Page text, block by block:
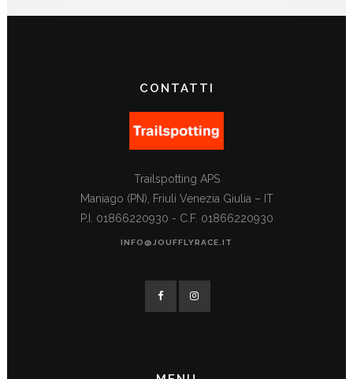
CONTATTI
Trailspotting APS
Maniago (PN), Friuli Venezia Giulia – IT
P.I. 01866220930 - C.F. 01866220930
INFO@JOUFFLYRACE.IT